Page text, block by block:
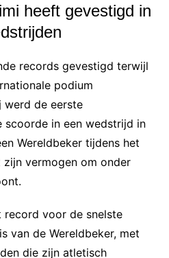
heeft gevestigd in
records gevestigd terwijl
podium
de eerste
scoorde in een wedstrijd in
Wereldbeker tijdens het
vermogen om onder
record voor de snelste
van de Wereldbeker, met
die zijn atletisch